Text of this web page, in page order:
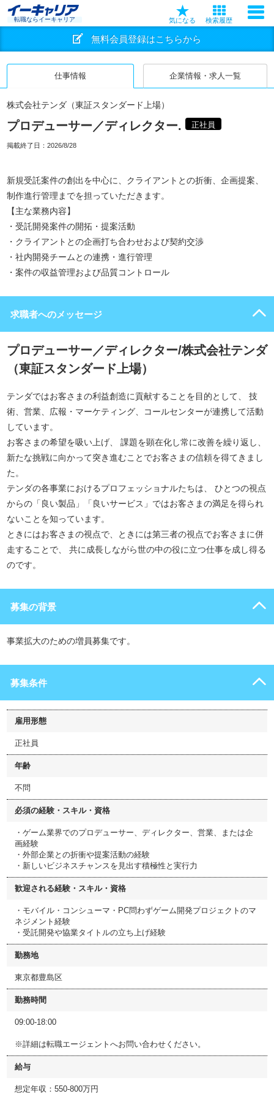
転職ならイーキャリア 気になる 検索履歴
無料会員登録はこちらから
仕事情報 企業情報・求人一覧
株式会社テンダ（東証スタンダード上場）
プロデューサー／ディレクター. 正社員
掲載終了日： 2026/8/28
新規受託案件の創出を中心に、クライアントとの折衝、企画提案、
制作進行管理までを担っていただきます。
【主な業務内容】
・受託開発案件の開拓・提案活動
・クライアントとの企画打ち合わせおよび契約交渉
・社内開発チームとの連携・進行管理
・案件の収益管理および品質コントロール
求職者へのメッセージ
プロデューサー／ディレクター/株式会社テンダ
（東証スタンダード上場）
テンダではお客さまの利益創造に貢献することを目的として、 技
術、営業、広報・マーケティング、コールセンターが連携して活動
しています。
お客さまの希望を吸い上げ、 課題を顕在化し常に改善を繰り返し、
新たな挑戦に向かって突き進むことでお客さまの信頼を得てきまし
た。
テンダの各事業におけるプロフェッショナルたちは、 ひとつの視点
からの「良い製品」「良いサービス」ではお客さまの満足を得られ
ないことを知っています。
ときにはお客さまの視点で、ときには第三者の視点でお客さまに併
走することで、 共に成長しながら世の中の役に立つ仕事を成し得る
のです。
募集の背景
事業拡大のための増員募集です。
募集条件
雇用形態
正社員
年齢
不問
必須の経験・スキル・資格
・ゲーム業界でのプロデューサー、ディレクター、営業、または企
画経験
・外部企業との折衝や提案活動の経験
・新しいビジネスチャンスを見出す積極性と実行力
歓迎される経験・スキル・資格
・モバイル・コンシューマ・PC問わずゲーム開発プロジェクトのマ
ネジメント経験
・受託開発や協業タイトルの立ち上げ経験
勤務地
東京都豊島区
勤務時間
09:00-18:00
※詳細は転職エージェントへお問い合わせください。
給与
想定年収：550-800万円